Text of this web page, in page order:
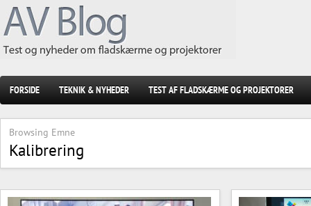
FORSIDE TEKNIK & NYHEDER TEST AF FLADSKÆRME OG PROJEKTORER
Browsing Emne
Kalibrering